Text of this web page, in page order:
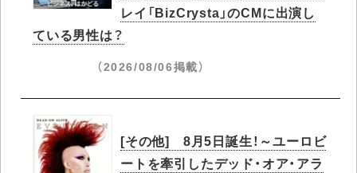
レイ「BizCrysta」のCMに出演し
ている男性は？
（2026/08/06掲載）
[その他] 8月5日誕生！～ユーロビ
ートを牽引したデッド・オア・アラ